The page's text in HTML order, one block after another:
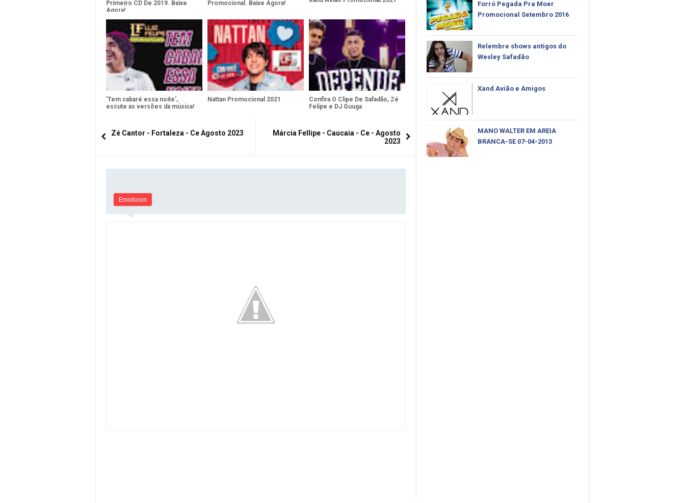
Primeiro CD De 2019. Baixe
Agora!
Promocional. Baixe Agora!
'Tem cabaré essa noite',
escute as versões da música!
Nattan Promocional 2021
Confira O Clipe De Safadão, Zé
Felipe e DJ Guuga
Zé Cantor - Fortaleza - Ce Agosto 2023
Márcia Fellipe - Caucaia - Ce - Agosto
2023
Emoticon
Forró Pegada Pra Moer
Promocional Setembro 2016
Relembre shows antigos do
Wesley Safadão
Xand Avião e Amigos
MANO WALTER EM AREIA
BRANCA-SE 07-04-2013